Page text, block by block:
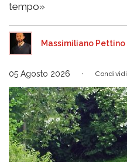
tempo»
Massimiliano Pettino
05 Agosto 2026 Condividi